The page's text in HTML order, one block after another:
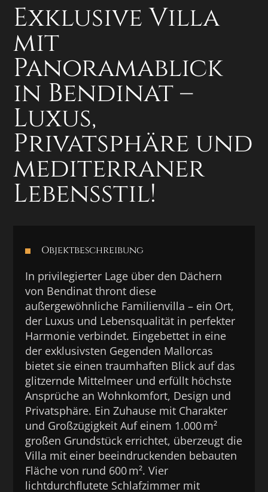
Exklusive Villa
mit
Panoramablick
in Bendinat –
Luxus,
Privatsphäre und
mediterraner
Lebensstil!
Objektbeschreibung
In privilegierter Lage über den Dächern
von Bendinat thront diese
außergewöhnliche Familienvilla – ein Ort,
der Luxus und Lebensqualität in perfekter
Harmonie verbindet. Eingebettet in eine
der exklusivsten Gegenden Mallorcas
bietet sie einen traumhaften Blick auf das
glitzernde Mittelmeer und erfüllt höchste
Ansprüche an Wohnkomfort, Design und
Privatsphäre. Ein Zuhause mit Charakter
und Großzügigkeit Auf einem 1.000 m²
großen Grundstück errichtet, überzeugt die
Villa mit einer beeindruckenden bebauten
Fläche von rund 600 m². Vier
lichtdurchflutete Schlafzimmer mit